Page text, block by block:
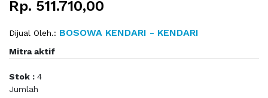
Rp. 511.710,00
Dijual Oleh.: BOSOWA KENDARI - KENDARI
Mitra aktif
Stok : 4
Jumlah